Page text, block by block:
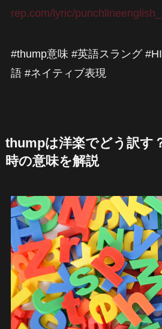
rep.com/lyric/
#thump意味 #英語スラング
語 #ネイティブ表現
thumpは洋楽でどう訳す
時の意味を解説